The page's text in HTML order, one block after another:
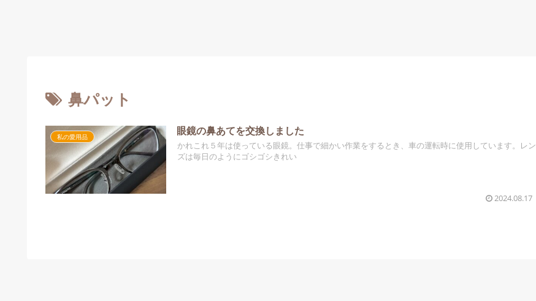
鼻パット
私の愛用品 眼鏡の鼻あてを交換しました
かれこれ５年は使っている眼鏡。仕事で細かい作業をするとき、車の運転時に使用しています。レン
ズは毎日のようにゴシゴシきれい
2024.08.17